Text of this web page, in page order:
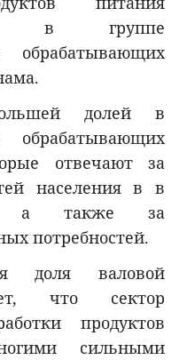
в группе
долей в
отвечают за
населения в в
а также за
потребностей.
доля валовой
что сектор
продуктов
сильными